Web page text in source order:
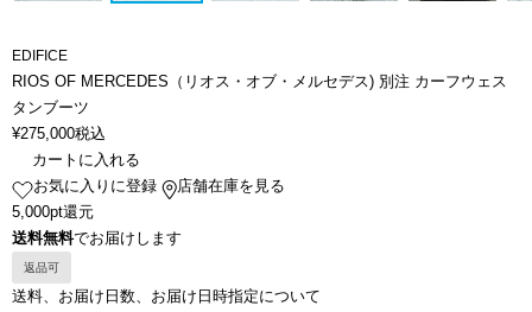
EDIFICE
RIOS OF MERCEDES（リオス・オブ・メルセデス) 別注 カーフウェス
タンブーツ
¥275,000税込
カートに入れる
お気に入りに登録
店舗在庫を見る
5,000pt還元
送料無料でお届けします
返品可
送料、お届け日数、お届け日時指定について